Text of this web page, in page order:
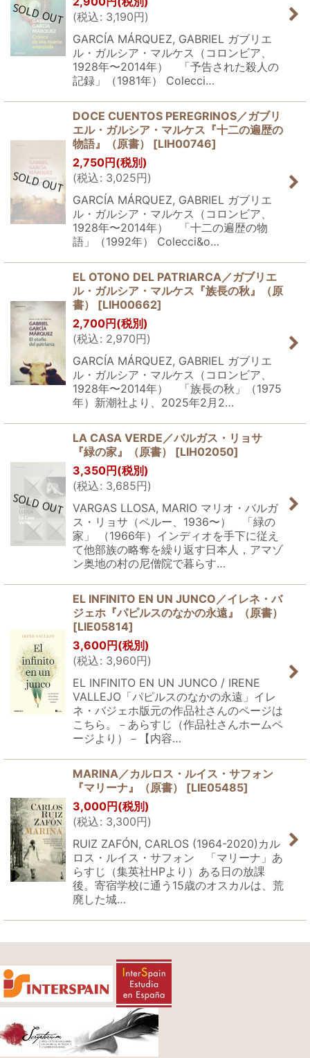
(税込: 3,190円)
GARCÍA MÁRQUEZ, GABRIEL ガブリエ
ル・ガルシア・マルケス（コロンビア、
1928年〜2014年） 「予告された殺人の
記録」（1981年） Colecci…
DOCE CUENTOS PEREGRINOS／ガブリ
エル・ガルシア・マルケス『十二の遍歴の
物語』（原書）
[LIH00746]
2,750円 (税別)
(税込: 3,025円)
GARCÍA MÁRQUEZ, GABRIEL ガブリエ
ル・ガルシア・マルケス（コロンビア、
1928年〜2014年） 「十二の遍歴の物
語」（1992年） Colecci&o…
EL OTONO DEL PATRIARCA／ガブリエ
ル・ガルシア・マルケス『族長の秋』（原
書）
[LIH00662]
2,700円 (税別)
(税込: 2,970円)
GARCÍA MÁRQUEZ, GABRIEL ガブリエ
ル・ガルシア・マルケス（コロンビア、
1928年〜2014年） 「族長の秋」（1975
年）新潮社より、2025年2月2…
LA CASA VERDE／バルガス・リョサ
『緑の家』（原書）
[LIH02050]
3,350円 (税別)
(税込: 3,685円)
VARGAS LLOSA, MARIO マリオ・バルガ
ス・リョサ（ペルー、1936〜） 「緑の
家」 （1966年）インディオを手下に従え
て他部族の略奪を繰り返す日本人，アマゾ
ン奥地の村の尼僧院で暮らす…
EL INFINITO EN UN JUNCO／イレネ・バ
ジェホ『パピルスのなかの永遠』（原書）
[LIE05814]
3,600円 (税別)
(税込: 3,960円)
EL INFINITO EN UN JUNCO / IRENE
VALLEJO「パピルスのなかの永遠」イレ
ネ・バジェホ版元の作品社さんのページは
こちら。－あらすじ（作品社さんホームペ
ージより）－【内容…
MARINA／カルロス・ルイス・サフォン
『マリーナ』（原書）
[LIE05485]
3,000円 (税別)
(税込: 3,300円)
RUIZ ZAFÓN, CARLOS (1964-2020)カル
ロス・ルイス・サフォン 「マリーナ」あ
らすじ（集英社HPより）ある日の放課
後。寄宿学校に通う15歳のオスカルは、荒
廃した城…